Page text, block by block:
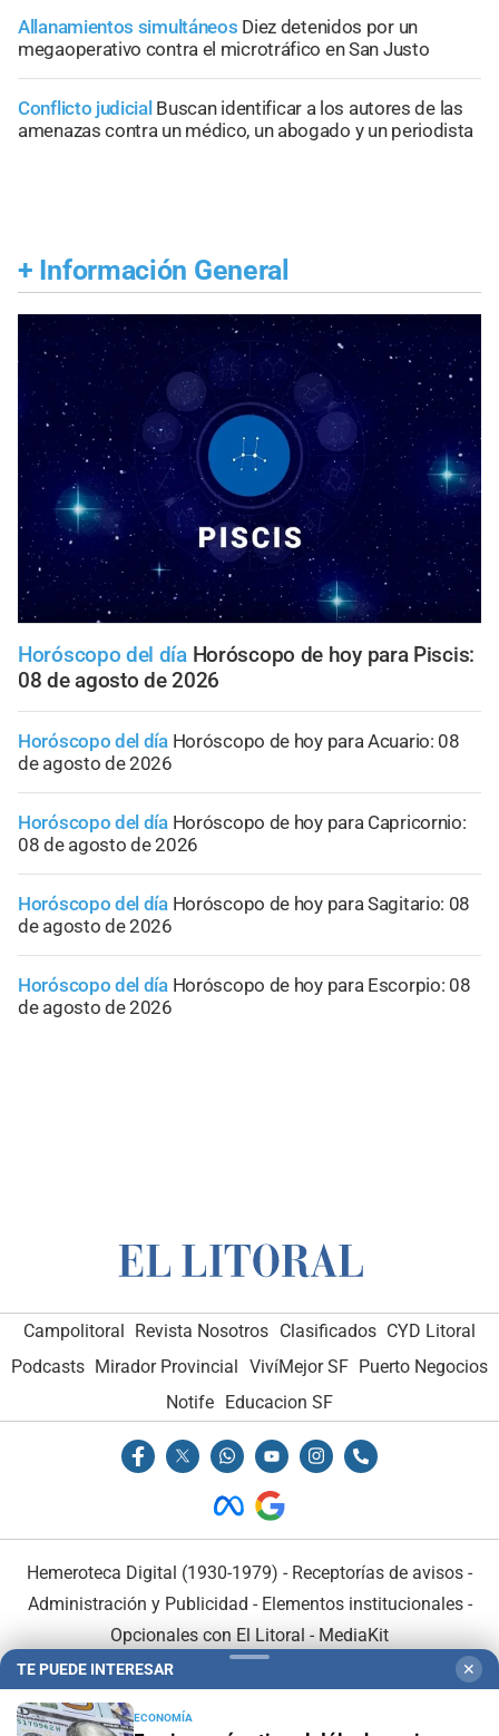
Allanamientos simultáneos Diez detenidos por un
megaoperativo contra el microtráfico en San Justo
Conflicto judicial Buscan identificar a los autores de las
amenazas contra un médico, un abogado y un periodista
+ Información General
Horóscopo del día Horóscopo de hoy para Piscis:
08 de agosto de 2026
Horóscopo del día Horóscopo de hoy para Acuario: 08
de agosto de 2026
Horóscopo del día Horóscopo de hoy para Capricornio:
08 de agosto de 2026
Horóscopo del día Horóscopo de hoy para Sagitario: 08
de agosto de 2026
Horóscopo del día Horóscopo de hoy para Escorpio: 08
de agosto de 2026
Campolitoral Revista Nosotros Clasificados CYD Litoral
Podcasts Mirador Provincial VivíMejor SF Puerto Negocios
Notife Educacion SF
Hemeroteca Digital (1930-1979) - Receptorías de avisos -
Administración y Publicidad - Elementos institucionales-
Opcionales con El Litoral - MediaKit
TE PUEDE INTERESAR ✕
ECONOMÍA